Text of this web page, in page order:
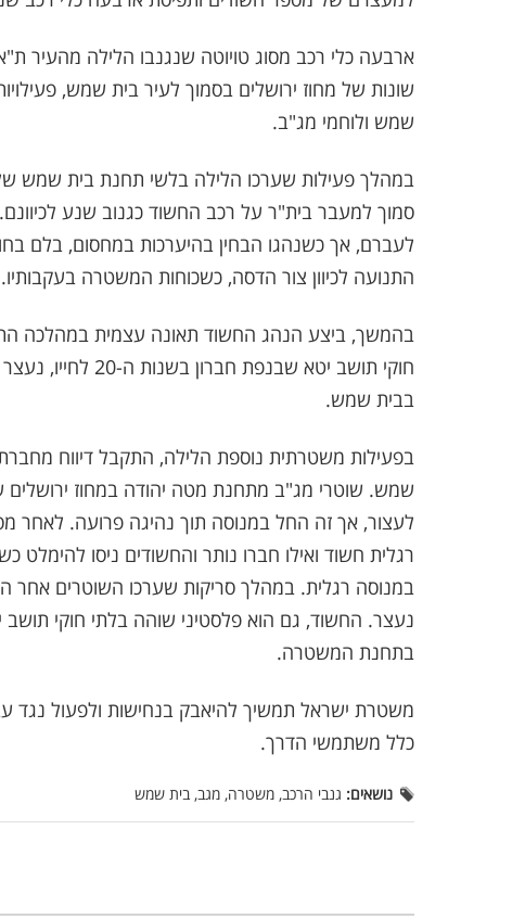
ארבעה כלי רכב מסוג טויוטה שנגנבו הלילה מהעיר
שונות של מחוז ירושלים בסמוך לעיר בית שמש,
שמש ולוחמי מג"ב.
במהלך פעילות שערכו הלילה בלשי תחנת בית שמש
סמוך למעבר בית"ר על רכב החשוד כגנוב שנע
לעברם, אך כשנהגו הבחין בהיערכות במחסום, בלם
התנועה לכיוון צור הדסה, כשכוחות המשטרה בעקבותיו.
בהמשך, ביצע הנהג החשוד תאונה עצמית במהלכה
חוקי תושב יטא
בבית שמש.
בפעילות משטרתית נוספת הלילה, התקבל דיווח
לעצור, אך זה החל במנוסה תוך נהיגה פרועה. לאחר
רגלית חשוד ואילו חברו נותר והחשודים ניסו
במנוסה רגלית. במהלך סריקות שערכו השוטרים
בתחנת המשטרה.
משטרת ישראל תמשיך להיאבק בנחישות ולפעול נגד
כלל משתמשי הדרך.
נושאים: גנבי הרכב, משטרה, מגב, בית שמש